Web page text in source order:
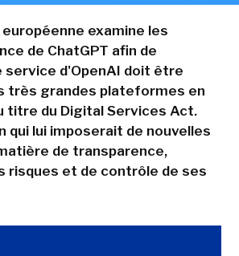
examine les
de ChatGPT afin de
service d'OpenAI doit être
très grandes plateformes en
titre du Digital Services Act.
qui lui imposerait de nouvelles
de transparence,
risques et de contrôle de ses